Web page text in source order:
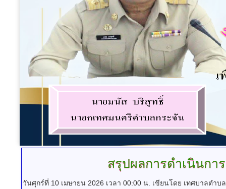
สรุปผลการดำเนินกา
วันศุกร์ที่ 10 เมษายน 2026 เวลา 00:00 น. เขียนโดย เทศบาลตำบ